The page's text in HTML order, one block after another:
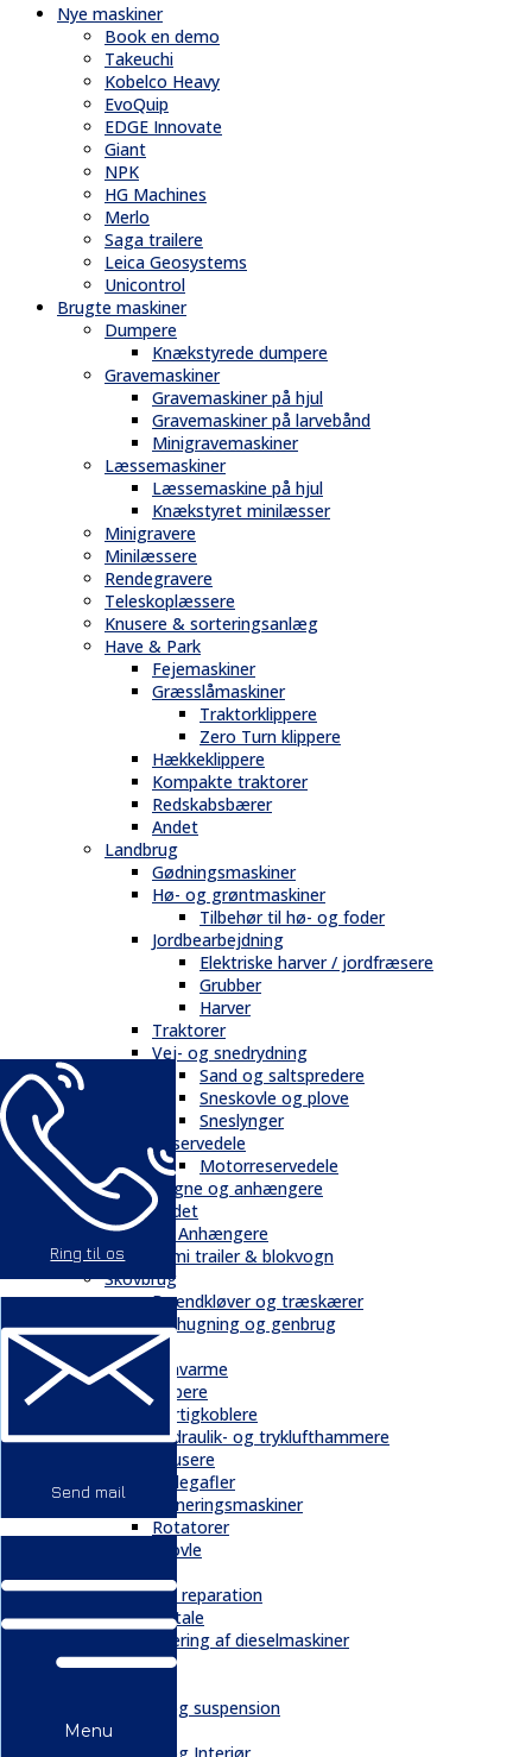
Ring til os
Send mail
Menu
Nye maskiner
Book en demo
Takeuchi
Kobelco Heavy
EvoQuip
EDGE Innovate
Giant
NPK
HG Machines
Merlo
Saga trailere
Leica Geosystems
Unicontrol
Brugte maskiner
Dumpere
Knækstyrede dumpere
Gravemaskiner
Gravemaskiner på hjul
Gravemaskiner på larvebånd
Minigravemaskiner
Læssemaskiner
Læssemaskine på hjul
Knækstyret minilæsser
Minigravere
Minilæssere
Rendegravere
Teleskoplæssere
Knusere & sorteringsanlæg
Have & Park
Fejemaskiner
Græsslåmaskiner
Traktorklippere
Zero Turn klippere
Hækkeklippere
Kompakte traktorer
Redskabsbærer
Andet
Landbrug
Gødningsmaskiner
Hø- og grøntmaskiner
Tilbehør til hø- og foder
Jordbearbejdning
Elektriske harver / jordfræsere
Grubber
Harver
Traktorer
Vej- og snedrydning
Sand og saltspredere
Sneskovle og plove
Sneslynger
Reservedele
Motorreservedele
Vogne og anhængere
Andet
Trailere / Anhængere
Semi trailer & blokvogn
Skovbrug
Brændkløver og træskærer
Flishugning og genbrug
Tilbehør
Gravarme
Gribere
Hurtigkoblere
Hydraulik- og tryklufthammere
Knusere
Pallegafler
Planeringsmaskiner
Rotatorer
Skovle
Service & reparation
Serviceaftale
Elektrificering af dieselmaskiner
Reservedele
Chassis og suspension
Hydraulik